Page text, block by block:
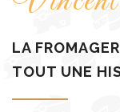
LA
TOUT UNE